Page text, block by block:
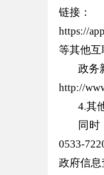
链接：
https://
等其他
政务
http://
4.其
同
0533-
政府信